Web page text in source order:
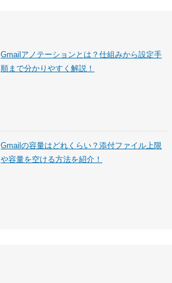
Gmailアノテーションとは？仕組みから設定手
順まで分かりやすく解説！
Gmailの容量はどれくらい？添付ファイル上限
や容量を空ける方法を紹介！